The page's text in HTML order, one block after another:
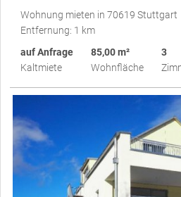
Wohnung mieten in 70619 Stuttgart
Entfernung: 1 km
auf Anfrage
Kaltmiete
85,00 m²
Wohnfläche
3